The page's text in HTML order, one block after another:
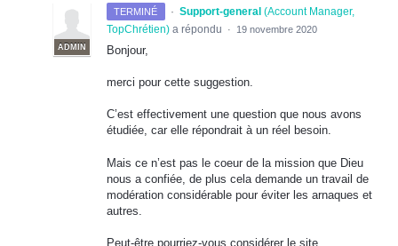
TERMINÉ ·
ADMIN
Support-general (Account Manager,
TopChrétien) a répondu · 19 novembre 2020
Bonjour,
merci pour cette suggestion.
C’est effectivement une question que nous avons
étudiée, car elle répondrait à un réel besoin.
Mais ce n’est pas le coeur de la mission que Dieu
nous a confiée, de plus cela demande un travail de
modération considérable pour éviter les arnaques et
autres.
Peut-être pourriez-vous considérer le site